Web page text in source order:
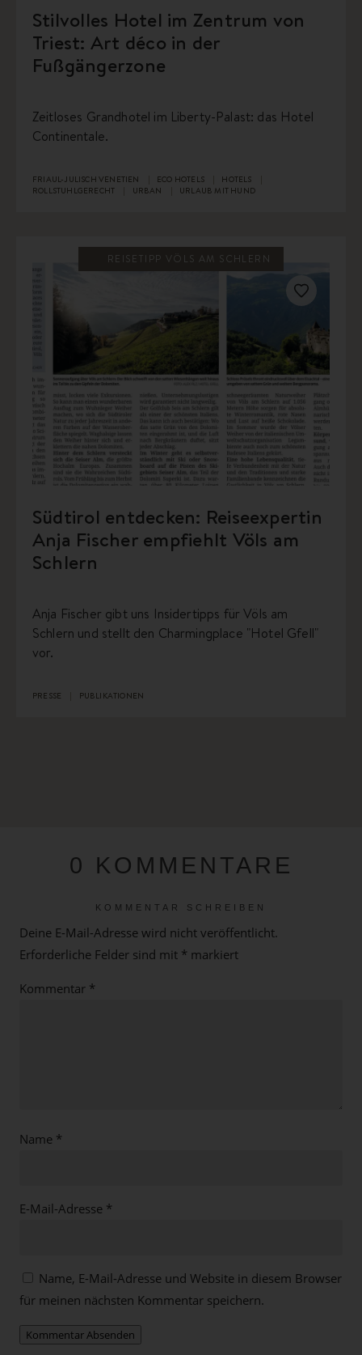
Stilvolles Hotel im Zentrum von
Triest: Art déco in der
Fußgängerzone
Zeitloses Grandhotel im Liberty-Palast: das Hotel
Continentale.
FRIAUL-JULISCH VENETIEN ECO HOTELS
HOTELS
ROLLSTUHLGERECHT
URBAN URLAUB MIT HUND
REISETIPP VÖLS AM SCHLERN
Südtirol entdecken: Reiseexpertin
Anja Fischer empfiehlt Völs am
Schlern
Anja Fischer gibt uns Insidertipps für Völs am
Schlern und stellt den Charmingplace "Hotel Gfell"
vor.
PRESSE PUBLIKATIONEN
0 KOMMENTARE
KOMMENTAR SCHREIBEN
Deine E-Mail-Adresse wird nicht veröffentlicht.
Erforderliche Felder sind mit * markiert
Kommentar *
Name *
E-Mail-Adresse *
Name, E-Mail-Adresse und Website in diesem Browser
für meinen nächsten Kommentar speichern.
Kommentar Absenden